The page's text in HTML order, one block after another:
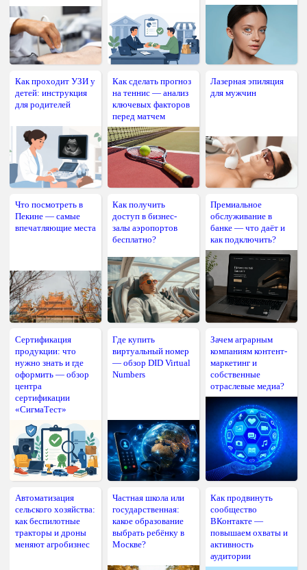
Как проходит УЗИ у
детей: инструкция
для родителей
Как сделать прогноз
на теннис — анализ
ключевых факторов
перед матчем
Лазерная эпиляция
для мужчин
Что посмотреть в
Пекине — самые
впечатляющие места
Как получить
доступ в бизнес-
залы аэропортов
бесплатно?
Премиальное
обслуживание в
банке — что даёт и
как подключить?
Сертификация
продукции: что
нужно знать и где
оформить — обзор
центра
сертификации
«СигмаТест»
Где купить
виртуальный номер
— обзор DID Virtual
Numbers
Зачем аграрным
компаниям контент-
маркетинг и
собственные
отраслевые медиа?
Автоматизация
сельского хозяйства:
как беспилотные
тракторы и дроны
меняют агробизнес
Частная школа или
государственная:
какое образование
выбрать ребёнку в
Москве?
Как продвинуть
сообщество
ВКонтакте —
повышаем охваты и
активность
аудитории